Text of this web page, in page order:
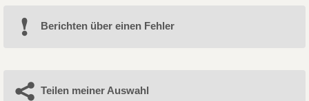
Berichten über einen Fehler
Teilen meiner Auswahl